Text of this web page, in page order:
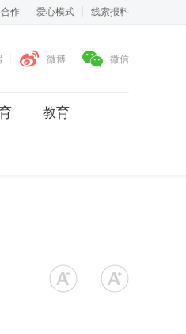
作 爱心模式 线索报料
微博 微信
教育